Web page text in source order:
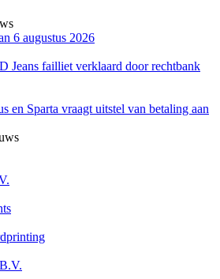
6 augustus 2026
Jeans failliet verklaard door rechtbank
en Sparta vraagt uitstel van betaling aan